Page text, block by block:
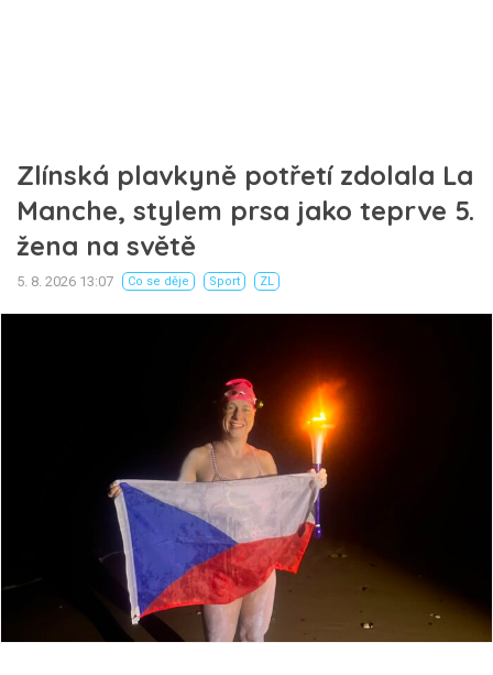
Zlínská plavkyně potřetí zdolala La
Manche, stylem prsa jako teprve 5.
žena na světě
5. 8. 2026 13:07 Co se děje Sport ZL